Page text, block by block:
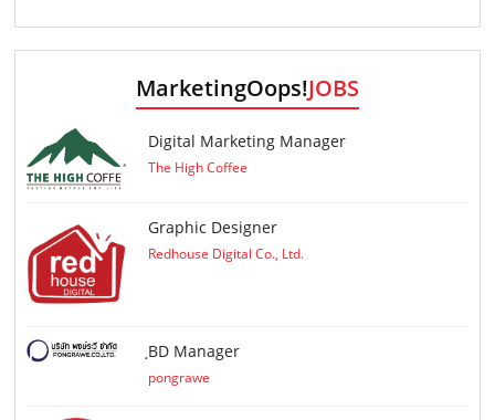
MarketingOops!JOBS
Digital Marketing Manager
The High Coffee
Graphic Designer
Redhouse Digital Co., Ltd.
ฺBD Manager
pongrawe